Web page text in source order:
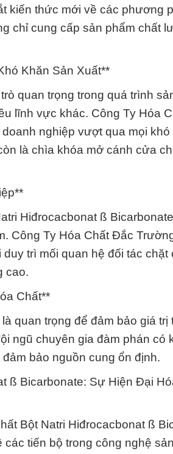
kiến thức mới về các phương
chỉ cung cấp sản phẩm chất
Khăn Sản Xuất**
quan trọng trong quá trình
lĩnh vực khác. Công Ty Hóa
nghiệp vượt qua mọi khó
là chìa khóa mở cánh cửa
Hiđrocacbonat ß
Công Ty Hóa Chất Đắc
trì mối quan hệ đối tác chặt
cao.
Chất**
quan trọng để đảm bảo giá trị
ngũ chuyên gia đàm phán có
bảo nguồn cung ổn định.
ß Bicarbonate: Sự Hiện Đại
Bột Natri Hiđrocacbonat ß
tiến bộ trong công nghệ